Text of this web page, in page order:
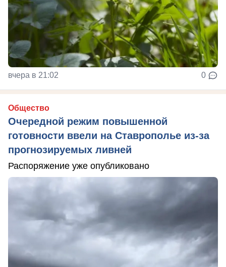
вчера в 21:02 0
Общество
Очередной режим повышенной
готовности ввели на Ставрополье из-за
прогнозируемых ливней
Распоряжение уже опубликовано